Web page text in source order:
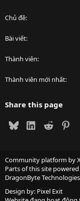
Chủ đề
Bài viết
Thành viên
Thành viên mới nhất
Share this page
BlueskyLinkedIn
Reddit
Community platform by
Parts of this site
DragonByte Technologies
Design by: Pixel Exit